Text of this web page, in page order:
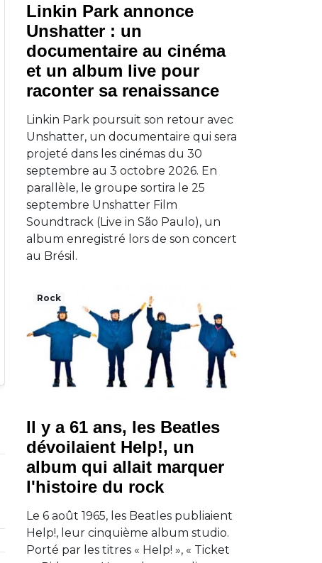
Linkin Park annonce
Unshatter : un
documentaire au cinéma
et un album live pour
raconter sa renaissance
Linkin Park poursuit son retour avec
Unshatter, un documentaire qui sera
projeté dans les cinémas du 30
septembre au 3 octobre 2026. En
parallèle, le groupe sortira le 25
septembre Unshatter Film
Soundtrack (Live in São Paulo), un
album enregistré lors de son concert
au Brésil.
Rock
Il y a 61 ans, les Beatles
dévoilaient Help!, un
album qui allait marquer
l'histoire du rock
Le 6 août 1965, les Beatles publiaient
Help!, leur cinquième album studio.
Porté par les titres « Help! », « Ticket